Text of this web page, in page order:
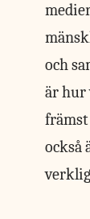
och
är hur
också